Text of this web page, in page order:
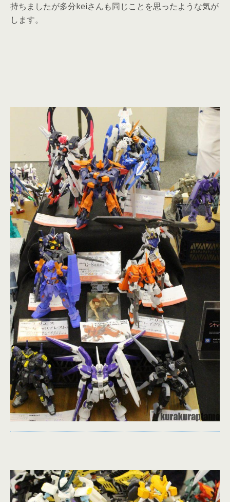
持ちましたが多分keiさんも同じことを思ったような気が
します。